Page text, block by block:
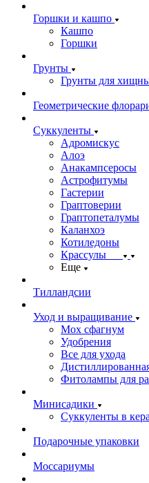
Горшки и кашпо
Кашпо
Горшки
Грунты
Грунты для
Геометрические
Суккуленты
Адромискус
Алоэ
Анакампсеросы
Астрофитумы
Гастерии
Граптоверии
Граптопеталумы
Каланхоэ
Котиледоны
Крассулы
Еще
Тилландсии
Уход и выращивание
Мох сфагнум
Удобрения
Все для ухода
Фитолампы для
Минисадики
Суккуленты в
Подарочные упаковки
Моссариумы